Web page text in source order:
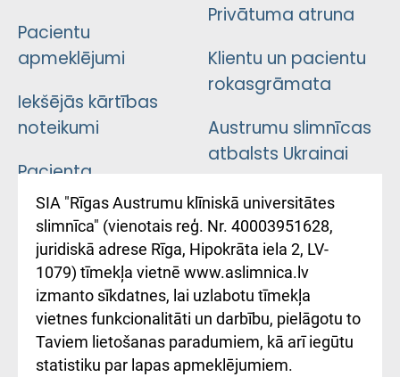
Pacientu
apmeklējumi
Iekšējās kārtības
noteikumi
Pacienta
atsauksmju/sūdzību
iesniegšanas
kārtība
Kā pie mums nokļūt
Rēķinu apmaksas
ceļvedis
Privātuma atruna
Klientu un pacientu
rokasgrāmata
Austrumu slimnīcas
atbalsts Ukrainai
Підтримка Східної
лікарні та співпраця з
Україною
SIA "Rīgas Austrumu klīniskā universitātes
slimnīca" (vienotais reģ. Nr. 40003951628,
juridiskā adrese Rīga, Hipokrāta iela 2, LV-
1079) tīmekļa vietnē www.aslimnica.lv
izmanto sīkdatnes, lai uzlabotu tīmekļa
vietnes funkcionalitāti un darbību, pielāgotu to
Taviem lietošanas paradumiem, kā arī iegūtu
statistiku par lapas apmeklējumiem.